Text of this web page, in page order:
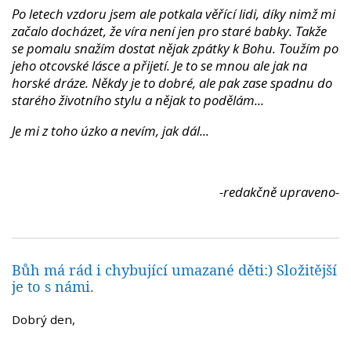
Po letech vzdoru jsem ale potkala věřící lidi, díky nimž mi
začalo docházet, že víra není jen pro staré babky. Takže
se pomalu snažím dostat nějak zpátky k Bohu. Toužím po
jeho otcovské lásce a přijetí. Je to se mnou ale jak na
horské dráze. Někdy je to dobré, ale pak zase spadnu do
starého životního stylu a nějak to podělám...
Je mi z toho úzko a nevím, jak dál...
-redakčně upraveno-
Bůh má rád i chybující umazané děti:) Složitější
je to s námi.
Dobrý den,